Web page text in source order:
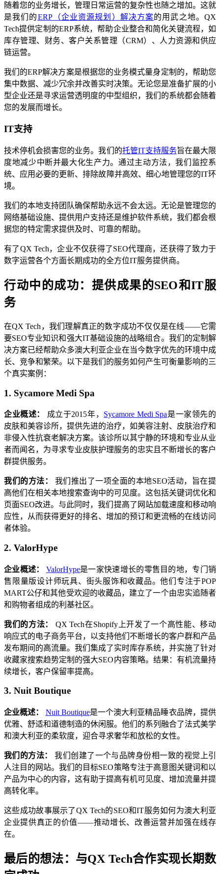
随着您的业务增长，管理日常运营的复杂性也随之增加。这就
是我们的ERP（企业资源规划）解决方案的用武之地。QX
Tech提供定制的ERP系统，帮助企业整合和简化关键流程，如
库存管理、财务、客户关系管理（CRM）、人力资源和供应
链运营。
我们的ERP解决方案是根据您的业务模式量身定制的，帮助您
集中数据、减少冗余并改善实时决策。无论您是准备扩展的小
型企业还是寻求运营透明度的中型组织，我们的系统都会随着
您的发展而增长。
IT支持
技术停机会损害您的业务。我们的托管IT支持服务旨在最大限
度地减少中断并最大化生产力。通过主动方法，我们监控系
统、应用必要的更新、排除故障并高效、细心地管理您的IT环
境。
我们的本地支持团队确保帮助永远不会太远。无论是管理您的
网络基础设施、提供用户支持还是维护软件系统，我们都会根
据您的特定需求提供及时、可靠的帮助。
有了QX Tech，企业不仅获得了SEO代理商，还获得了致力于
数字运营各个方面长期成功的全方位IT服务提供商。
行动中的成功：提供成果的SEO和IT服
务
在QX Tech，我们理解真正的数字成功不仅仅是在线——它需
要SEO专业知识和强大IT基础设施的战略组合。我们的定制解
决方案已经帮助众多澳大利亚企业在当今数字优先的环境中成
长、竞争和繁荣。以下是我们的服务如何产生可衡量影响的三
个真实案例：
1. Sycamore Medi Spa
企业概述： 成立于2015年， Sycamore Medi Spa是一家领先的
皮肤和美容诊所，提供先进的治疗，如美容注射、皮肤治疗和
非侵入性抗衰老解决方案。该诊所以其宁静的环境和专业从业
者而闻名，为寻求专业皮肤护理服务的忠实且不断增长的客户
群提供服务。
我们的方法：
我们推出了一项全面的本地SEO活动，旨在提
高他们在相关本地搜索查询中的可见度。这包括关键词优化和
页面SEO改进。与此同时，我们提高了网站加载速度和移动响
应性，从而获得更好的排名、增加的预订和更流畅的在线访问
者体验。
2. ValorHype
企业概述： ValorHype是一家快速增长的零售目的地，专门销
售限量版设计师玩具、街头服饰和收藏品。他们专注于POP
MART公仔和其他受欢迎的收藏品，建立了一个由忠实追随者
和购物者组成的利基社区。
我们的方法：
QX Tech在Shopify上开发了一个高性能、移动
响应式的电子商务平台，以支持他们不断增长的客户群和产品
发布期间的高流量。我们集成了实时库存系统，并实施了针对
收藏家搜索趋势定制的强大SEO内容策略。结果：有机流量持
续增长，客户保留率提高。
3. Nuit Boutique
企业概述： Nuit Boutique是一个澳大利亚精品睡衣品牌，提供
优雅、舒适和道德制造的休闲服。他们的系列融合了法式美学
和澳大利亚的柔软度，迎合寻求奢华和放松的女性。
我们的方法：
我们创建了一个与品牌身份相一致的视觉上引
人注目的网站。我们的目标SEO策略专注于高意图关键词和以
产品为中心的内容，这有助于提高有机可见度、增加流量并提
高转化率。
这些成功故事展示了QX Tech的SEO和IT服务如何为澳大利亚
企业提供真正的价值——推动增长、改善运营并加强在线存
在。
最后的想法：与QX Tech合作实现长期数